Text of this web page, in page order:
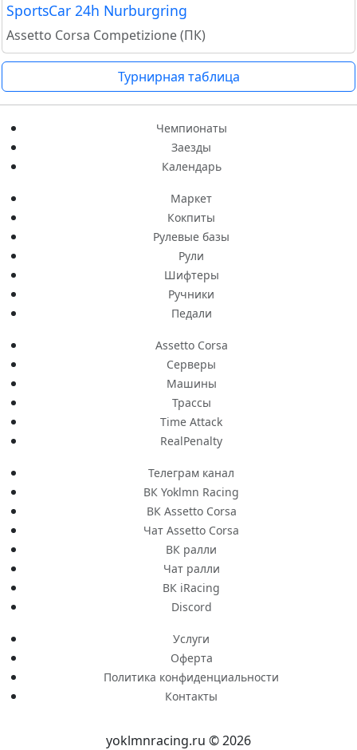
SportsCar 24h Nurburgring
Assetto Corsa Competizione (ПК)
Турнирная таблица
Чемпионаты
Заезды
Календарь
Маркет
Кокпиты
Рулевые базы
Рули
Шифтеры
Ручники
Педали
Assetto Corsa
Серверы
Машины
Трассы
Time Attack
RealPenalty
Телеграм канал
ВК Yoklmn Racing
ВК Assetto Corsa
Чат Assetto Corsa
ВК ралли
Чат ралли
ВК iRacing
Discord
Услуги
Оферта
Политика конфиденциальности
Контакты
yoklmnracing.ru © 2026